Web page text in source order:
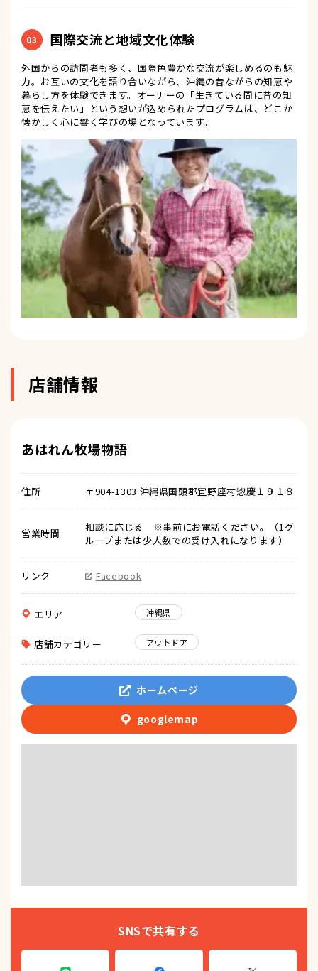
03 国際交流と地域文化体験
外国からの訪問者も多く、国際色豊かな交流が楽しめるのも魅
力。お互いの文化を語り合いながら、沖縄の昔ながらの知恵や
暮らし方を体験できます。オーナーの「生きている間に昔の知
恵を伝えたい」という想いが込められたプログラムは、どこか
懐かしく心に響く学びの場となっています。
店舗情報
あはれん牧場物語
住所 〒904-1303 沖縄県国頭郡宜野座村惣慶１９１８
営業時間
相談に応じる ※事前にお電話ください。（1グ
ループまたは少人数での受け入れになります）
リンク Facebook
エリア 沖縄県
店舗カテゴリー アウトドア
ホームページ
googlemap
SNSで共有する